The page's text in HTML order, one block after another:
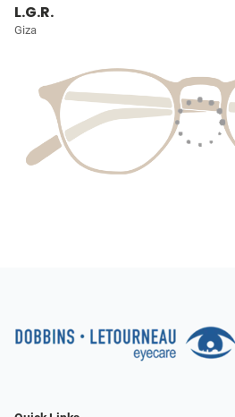
L.G.R.
Giza